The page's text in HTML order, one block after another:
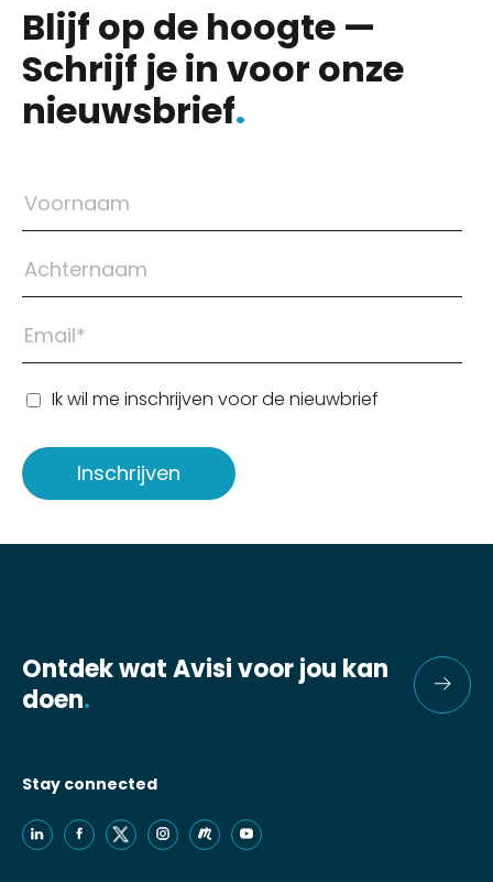
Blijf op de hoogte —
Schrijf je in voor onze
nieuwsbrief.
Ik wil me inschrijven voor de nieuwbrief
Ontdek wat Avisi voor jou kan
doen.
Stay connected